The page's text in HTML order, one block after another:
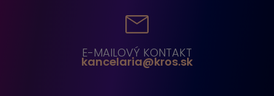
E-MAILOVÝ KONTAKT
kancelaria@kros.sk